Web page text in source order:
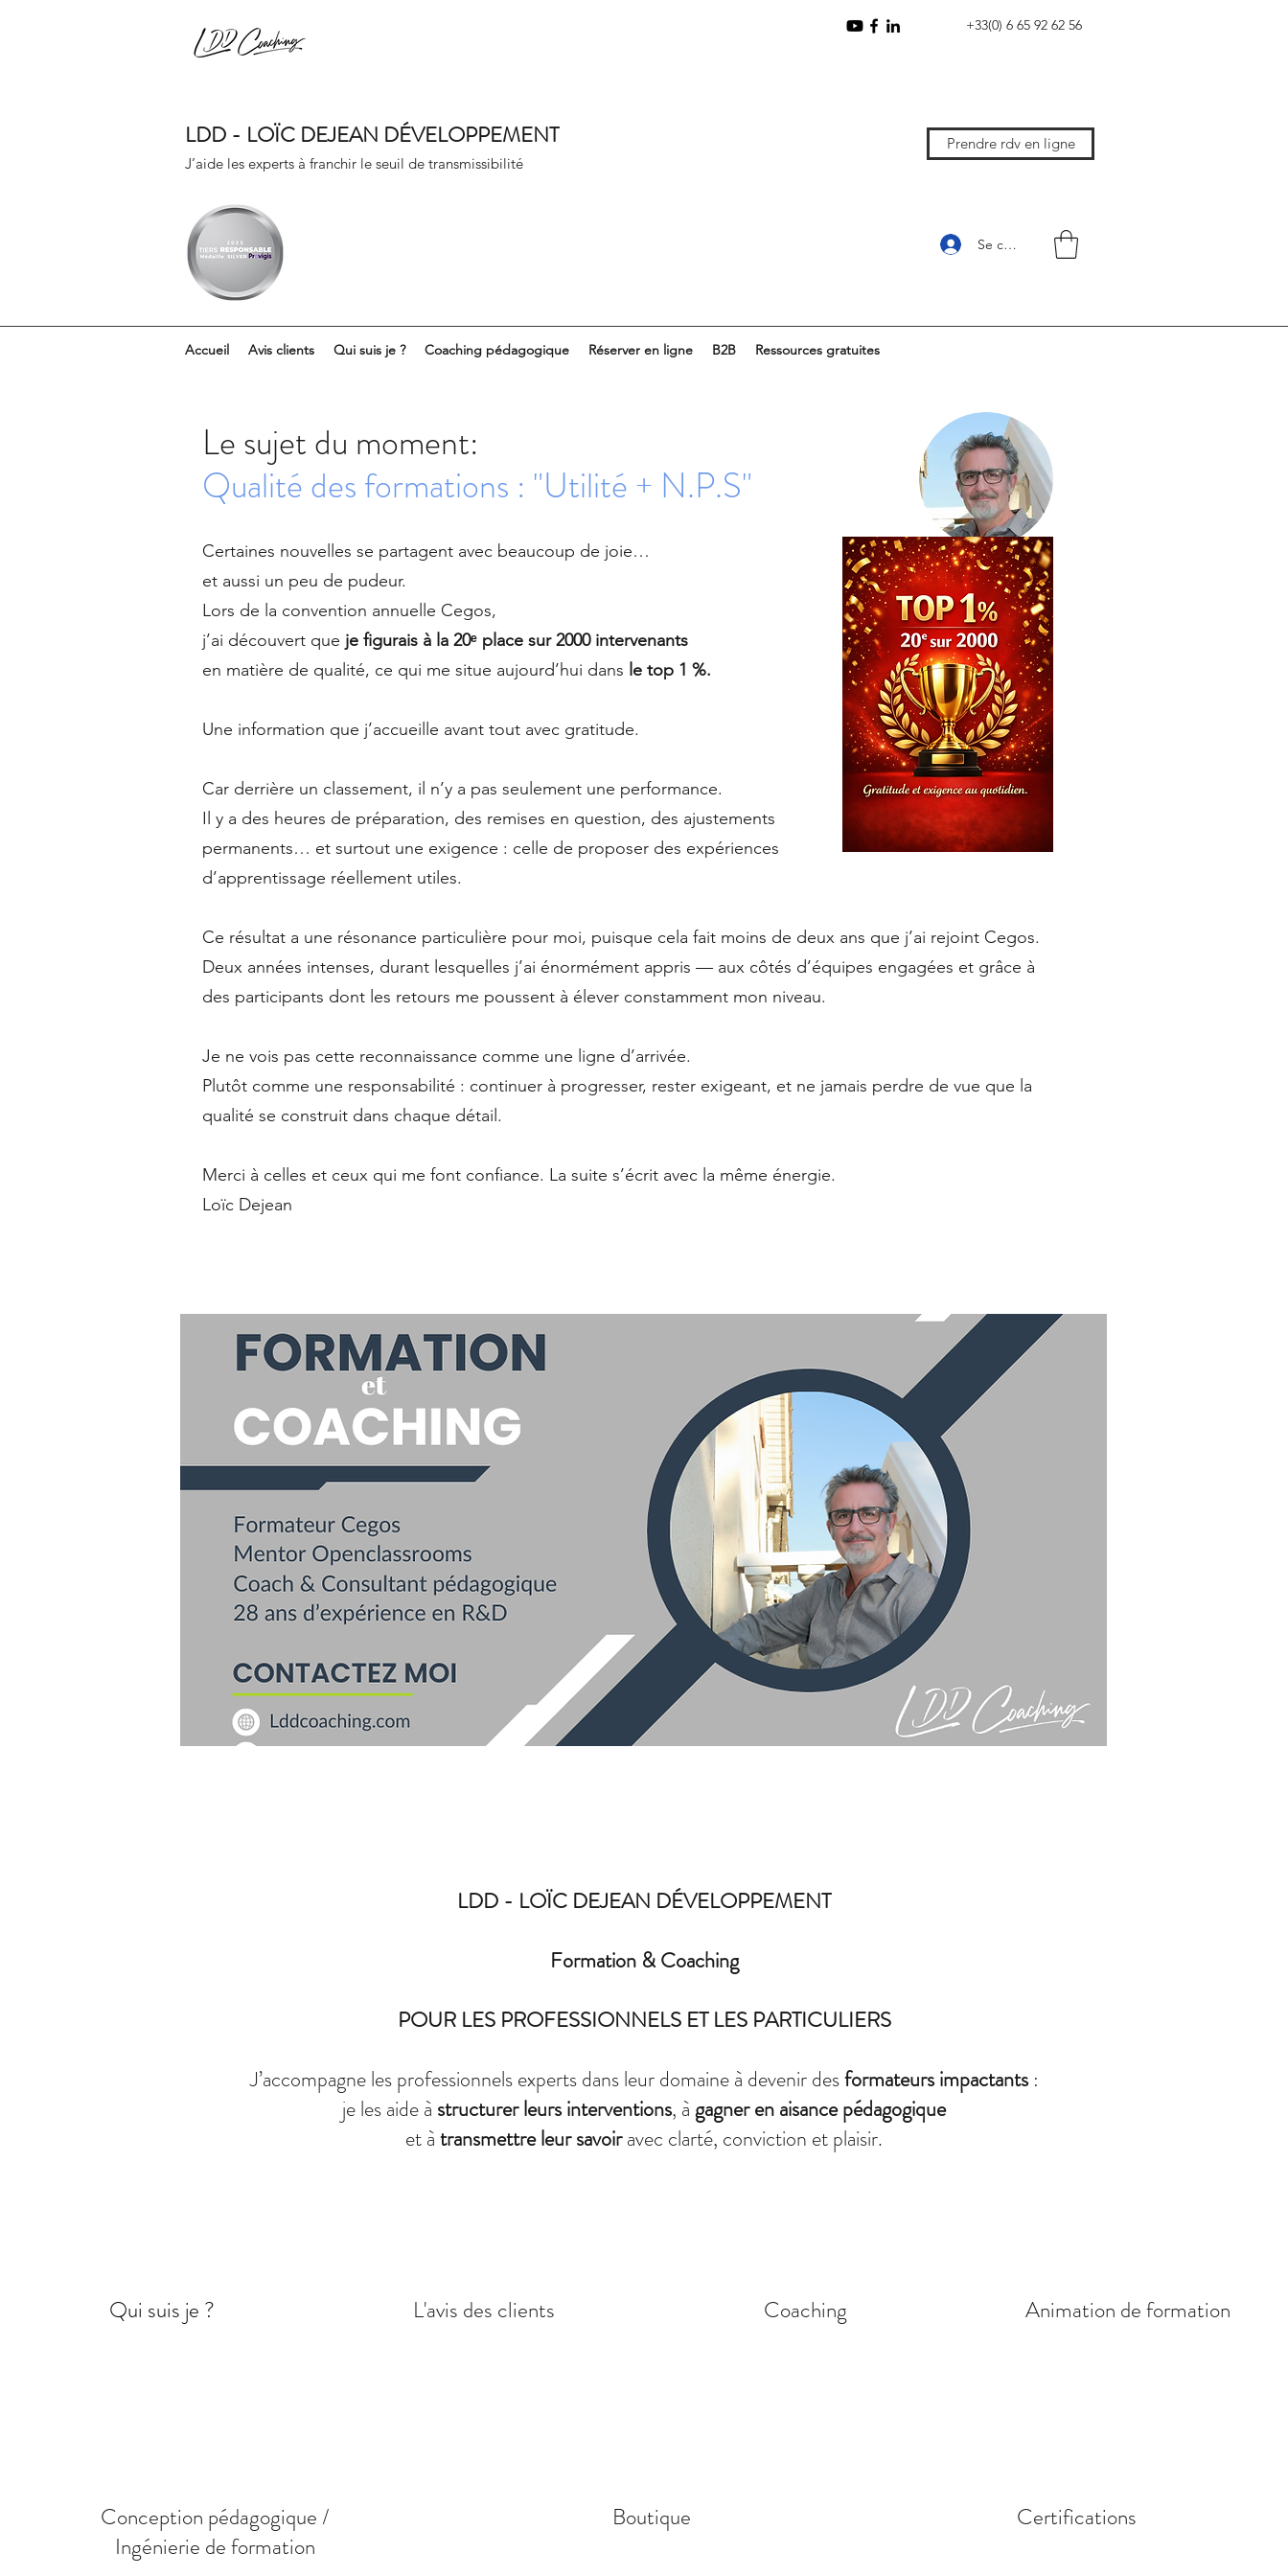
LDD - LOÏC DEJEAN DÉVELOPPEMENT
J’aide les experts à franchir le seuil de transmissibilité
+33(0) 6 65 92 62 56
Prendre rdv en ligne
Se connecter
Accueil Avis clients Qui suis je ? Coaching pédagogique Réserver en ligne B2B Ressources gratuites
Le sujet du moment:
Qualité des formations : "Utilité + N.P.S"
Certaines nouvelles se partagent avec beaucoup de joie…
et aussi un peu de pudeur.
Lors de la convention annuelle Cegos,
j’ai découvert que je figurais à la 20ᵉ place sur 2000 intervenants
en matière de qualité, ce qui me situe aujourd’hui dans le top 1 %.
Une information que j’accueille avant tout avec gratitude.
Car derrière un classement, il n’y a pas seulement une performance.
Il y a des heures de préparation, des remises en question, des ajustements
permanents… et surtout une exigence : celle de proposer des expériences
d’apprentissage réellement utiles.
Ce résultat a une résonance particulière pour moi, puisque cela fait moins de deux ans que j’ai rejoint Cegos.
Deux années intenses, durant lesquelles j’ai énormément appris — aux côtés d’équipes engagées et grâce à
des participants dont les retours me poussent à élever constamment mon niveau.
Je ne vois pas cette reconnaissance comme une ligne d’arrivée.
Plutôt comme une responsabilité : continuer à progresser, rester exigeant, et ne jamais perdre de vue que la
qualité se construit dans chaque détail.
Merci à celles et ceux qui me font confiance. La suite s’écrit avec la même énergie.
Loïc Dejean
LDD - LOÏC DEJEAN DÉVELOPPEMENT
Formation & Coaching
POUR LES PROFESSIONNELS ET LES PARTICULIERS
J’accompagne les professionnels experts dans leur domaine à devenir desformateurs impactants:
je les aide à structurer leurs interventions, àgagner en aisance pédagogique
et àtransmettre leur savoiravec clarté, conviction et plaisir.
Qui suis je ? L'avis des clients Coaching Animation de formation
Conception pédagogique /
Ingénierie de formation
Boutique Certifications